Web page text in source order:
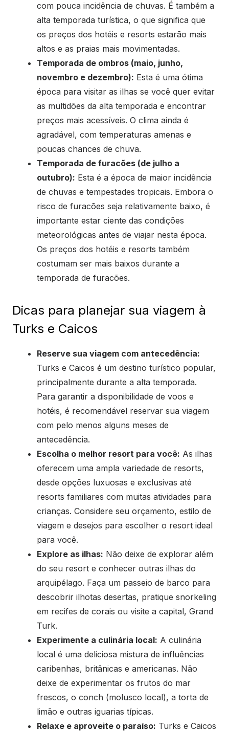
com pouca incidência de chuvas. É também a
alta temporada turística, o que significa que
os preços dos hotéis e resorts estarão mais
altos e as praias mais movimentadas.
Temporada de ombros (maio, junho,
novembro e dezembro): Esta é uma ótima
época para visitar as ilhas se você quer evitar
as multidões da alta temporada e encontrar
preços mais acessíveis. O clima ainda é
agradável, com temperaturas amenas e
poucas chances de chuva.
Temporada de furacões (de julho a
outubro): Esta é a época de maior incidência
de chuvas e tempestades tropicais. Embora o
risco de furacões seja relativamente baixo, é
importante estar ciente das condições
meteorológicas antes de viajar nesta época.
Os preços dos hotéis e resorts também
costumam ser mais baixos durante a
temporada de furacões.
Dicas para planejar sua viagem à
Turks e Caicos
Reserve sua viagem com antecedência:
Turks e Caicos é um destino turístico popular,
principalmente durante a alta temporada.
Para garantir a disponibilidade de voos e
hotéis, é recomendável reservar sua viagem
com pelo menos alguns meses de
antecedência.
Escolha o melhor resort para você: As ilhas
oferecem uma ampla variedade de resorts,
desde opções luxuosas e exclusivas até
resorts familiares com muitas atividades para
crianças. Considere seu orçamento, estilo de
viagem e desejos para escolher o resort ideal
para você.
Explore as ilhas: Não deixe de explorar além
do seu resort e conhecer outras ilhas do
arquipélago. Faça um passeio de barco para
descobrir ilhotas desertas, pratique snorkeling
em recifes de corais ou visite a capital, Grand
Turk.
Experimente a culinária local: A culinária
local é uma deliciosa mistura de influências
caribenhas, britânicas e americanas. Não
deixe de experimentar os frutos do mar
frescos, o conch (molusco local), a torta de
limão e outras iguarias típicas.
Relaxe e aproveite o paraíso: Turks e Caicos